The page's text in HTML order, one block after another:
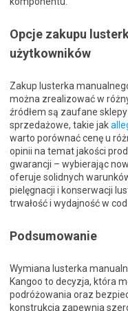
Opcje zakupu
użytkowników
Zakup lusterka
można zrealizować w
źródłem są zaufane
sprzedażowe, takie jak
warto porównać cenę u
opinii na temat jakości
gwarancji – wybierając
oferuje solidnych
pielęgnacji i konserwacji
trwałość i wydajność w
Podsumowanie
Wymiana lusterka
Kangoo to decyzja, która
podróżowania oraz
konstrukcja zapewnia